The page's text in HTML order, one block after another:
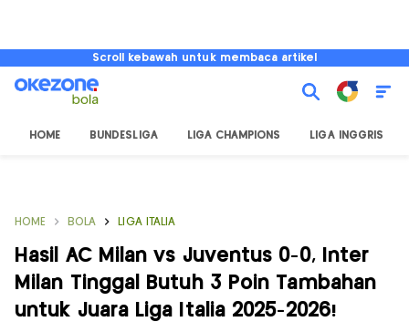
Scroll kebawah untuk membaca artikel
HOME BUNDESLIGA LIGA CHAMPIONS LIGA INGGRIS
HOME BOLA LIGA ITALIA
Hasil AC Milan vs Juventus 0-0, Inter
Milan Tinggal Butuh 3 Poin Tambahan
untuk Juara Liga Italia 2025-2026!